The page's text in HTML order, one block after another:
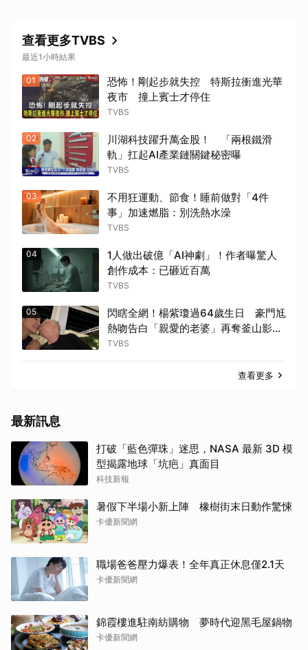
查看更多TVBS
最近1小時結果
01
恐怖！剛起步就失控 特斯拉衝進光華
夜市 撞上賓士才停住
TVBS
02
川湖科技躍升萬金股！ 「兩根鐵滑
軌」扛起AI產業鏈關鍵秘密曝
TVBS
03
不用狂運動、節食！睡前做對「4件
事」加速燃脂：別洗熱水澡
TVBS
04
1人做出破億「AI神劇」！作者曝驚人
創作成本：已砸近百萬
TVBS
05
閃瞎全網！楊紫瓊過64歲生日 豪門尪
熱吻告白「親愛的老婆」再奪釜山影展
大獎
TVBS
查看更多
最新訊息
打破「藍色彈珠」迷思，NASA 最新 3D 模
型揭露地球「坑疤」真面目
科技新報
暑假下半場小新上陣 橡樹街末日動作驚悚
卡優新聞網
職場爸爸壓力爆表！全年真正休息僅2.1天
卡優新聞網
錦霞樓進駐南紡購物 夢時代迎黑毛屋鍋物
卡優新聞網